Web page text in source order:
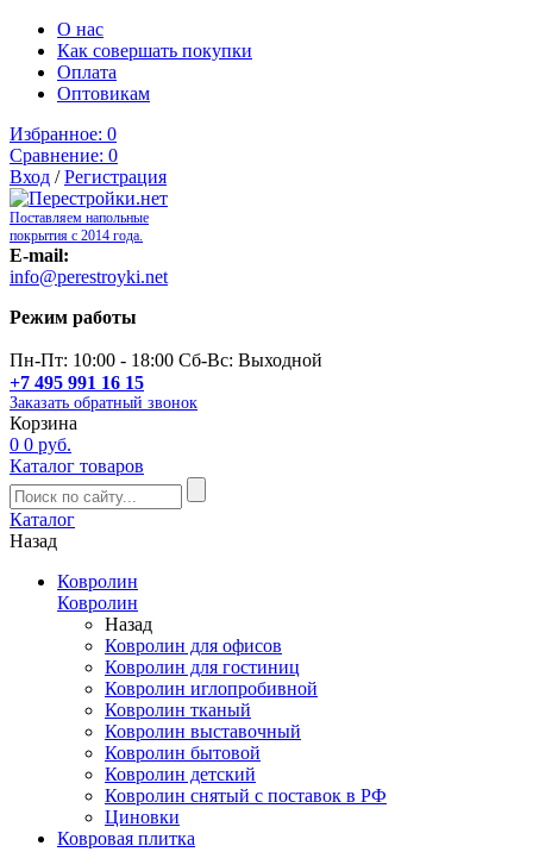
О нас
Как совершать покупки
Оплата
Оптовикам
Избранное: 0
Сравнение: 0
Вход /Регистрация
Поставляем напольные
покрытия с 2014 года.
E-mail:
info@perestroyki.net
Режим работы
Пн-Пт: 10:00 - 18:00 Сб-Вс: Выходной
+7 495 991 16 15
Заказать обратный звонок
Корзина
0 0 руб.
Каталог товаров
Каталог
Назад
Ковролин
Ковролин
Назад
Ковролин для офисов
Ковролин для гостиниц
Ковролин иглопробивной
Ковролин тканый
Ковролин выставочный
Ковролин бытовой
Ковролин детский
Ковролин снятый с поставок в РФ
Циновки
Ковровая плитка